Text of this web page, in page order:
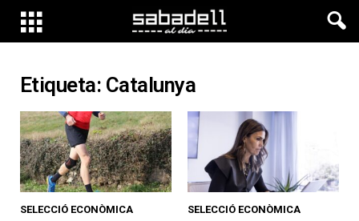
Etiqueta: Catalunya
SELECCIÓ ECONÒMICA SELECCIÓ ECONÒMICA